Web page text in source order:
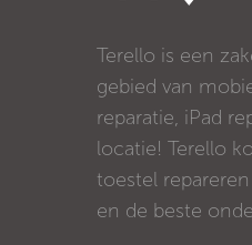
Terello is een
gebied van
reparatie, iPad
locatie! Terello
toestel
en de beste